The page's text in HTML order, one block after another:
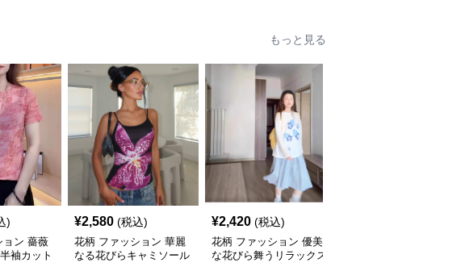
もっと見る
)
ョン 薔薇
袖カット
¥2,580 (税込)
花柄 ファッション 華麗
なる花びらキャミソール
¥2,420 (税込)
花柄 ファッション 優美
な花びら舞うリラックス